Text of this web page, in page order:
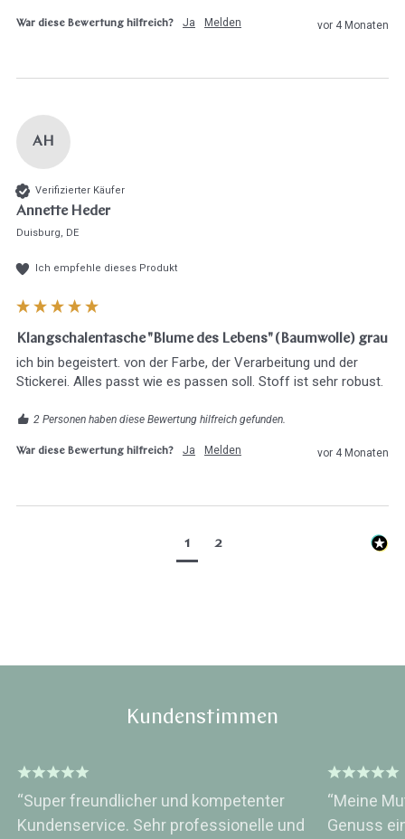
War diese Bewertung hilfreich? Ja Melden vor 4 Monaten
AH
Verifizierter Käufer
Annette Heder
Duisburg, DE
Ich empfehle dieses Produkt
Klangschalentasche "Blume des Lebens" (Baumwolle) grau
ich bin begeistert. von der Farbe, der Verarbeitung und der
Stickerei. Alles passt wie es passen soll. Stoff ist sehr robust.
2 Personen haben diese Bewertung hilfreich gefunden.
War diese Bewertung hilfreich? Ja Melden vor 4 Monaten
1 2
Kundenstimmen
“Super freundlicher und kompetenter
Kundenservice. Sehr professionelle und
“Meine
Genuss